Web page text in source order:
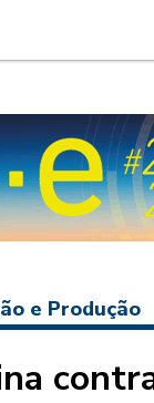
e Produção